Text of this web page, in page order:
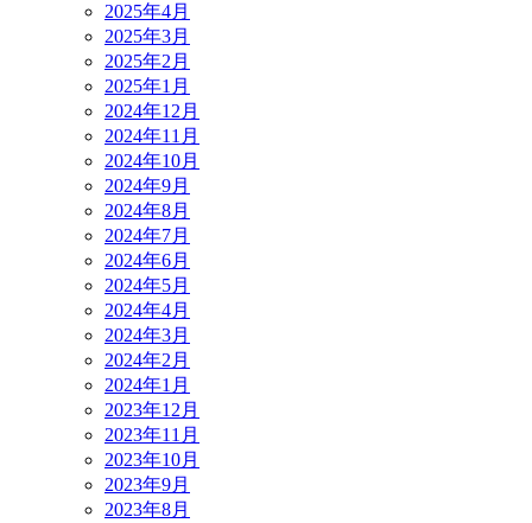
2025年4月
2025年3月
2025年2月
2025年1月
2024年12月
2024年11月
2024年10月
2024年9月
2024年8月
2024年7月
2024年6月
2024年5月
2024年4月
2024年3月
2024年2月
2024年1月
2023年12月
2023年11月
2023年10月
2023年9月
2023年8月